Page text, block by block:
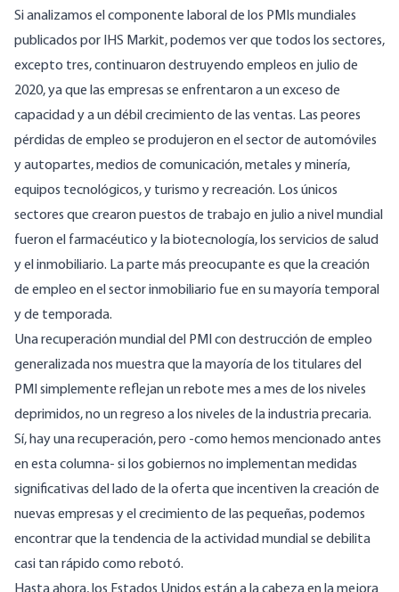
Si analizamos el componente laboral de los PMIs mundiales
publicados por IHS Markit, podemos ver que todos los sectores,
excepto tres, continuaron destruyendo empleos en julio de
2020, ya que las empresas se enfrentaron a un exceso de
capacidad y a un débil crecimiento de las ventas. Las peores
pérdidas de empleo se produjeron en el sector de automóviles
y autopartes, medios de comunicación, metales y minería,
equipos tecnológicos, y turismo y recreación. Los únicos
sectores que crearon puestos de trabajo en julio a nivel mundial
fueron el farmacéutico y la biotecnología, los servicios de salud
y el inmobiliario. La parte más preocupante es que la creación
de empleo en el sector inmobiliario fue en su mayoría temporal
y de temporada.
Una recuperación mundial del PMI con destrucción de empleo
generalizada nos muestra que la mayoría de los titulares del
PMI simplemente reflejan un rebote mes a mes de los niveles
deprimidos, no un regreso a los niveles de la industria precaria.
Sí, hay una recuperación, pero -como hemos mencionado antes
en esta columna- si los gobiernos no implementan medidas
significativas del lado de la oferta que incentiven la creación de
nuevas empresas y el crecimiento de las pequeñas, podemos
encontrar que la tendencia de la actividad mundial se debilita
casi tan rápido como rebotó.